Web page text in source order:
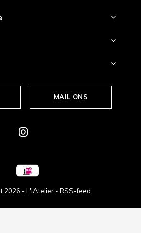
MAIL ONS
2026 - L'iAtelier - RSS-feed